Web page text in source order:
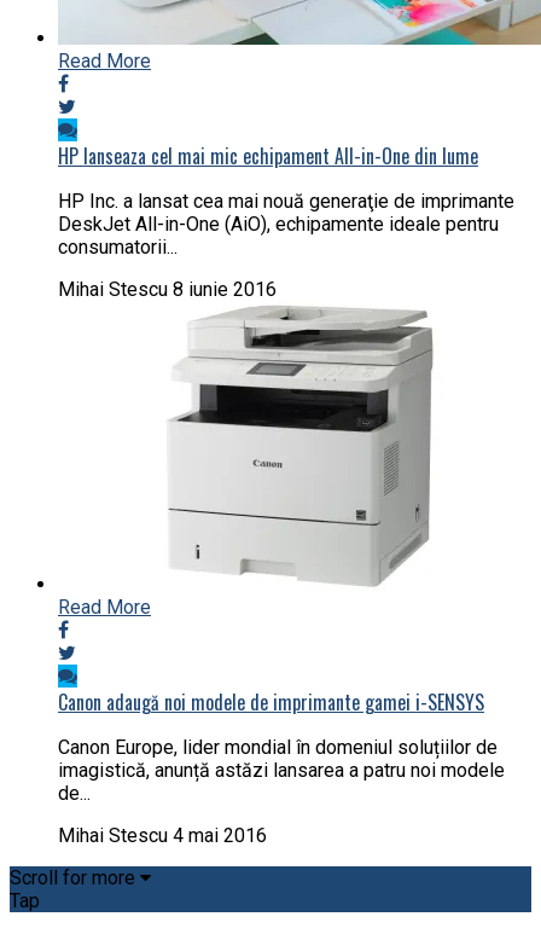
Read More
HP lanseaza cel mai mic echipament All-in-One din lume
HP Inc. a lansat cea mai nouă generaţie de imprimante
DeskJet All-in-One (AiO), echipamente ideale pentru
consumatorii...
Mihai Stescu 8 iunie 2016
Read More
Canon adaugă noi modele de imprimante gamei i-SENSYS
Canon Europe, lider mondial în domeniul soluțiilor de
imagistică, anunță astăzi lansarea a patru noi modele
de...
Mihai Stescu 4 mai 2016
Scroll for more
Tap